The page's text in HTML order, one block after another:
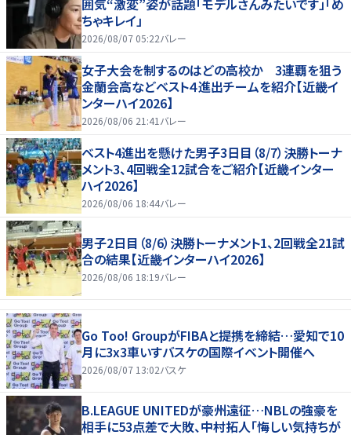
ちゃキレイ」
2026/08/07 05:22バレー
女子大会を制するのはどの高校か 3連覇を狙う
金蘭会高などベスト４進出チームを紹介【近畿イ
ンターハイ2026】
2026/08/06 21:41 バレー
ベスト4進出を懸けた男子3日目（8/7）決勝トーナ
メント3、4回戦全12試合をご紹介【近畿インター
ハイ2026】
2026/08/06 18:44バレー
男子2日目（8/6）決勝トーナメント1、2回戦全21試
合の結果【近畿インターハイ2026】
2026/08/06 18:19バレー
Go Too! GroupがFIBAと提携を締結…愛知で10
月に3x3車いすバスケの国際イベント開催へ
2026/08/07 13:02バスケ
B.LEAGUE UNITEDが豪州遠征…NBLの強豪を
相手に53点差で大敗、中村拓人「悔しい気持ちが